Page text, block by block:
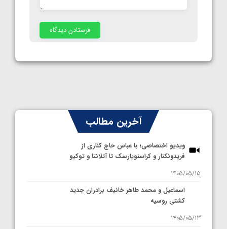
آخرین مطالب
ویدیو اختصاصی؛ با عباس حاج کناری از
فریدونکنار و کراسنویارسک تا آتلانتا و توکیو
1405/05/15
اسماعیل و محمد طاهر خانیف برادران جدید
کشتی روسیه
1405/05/13